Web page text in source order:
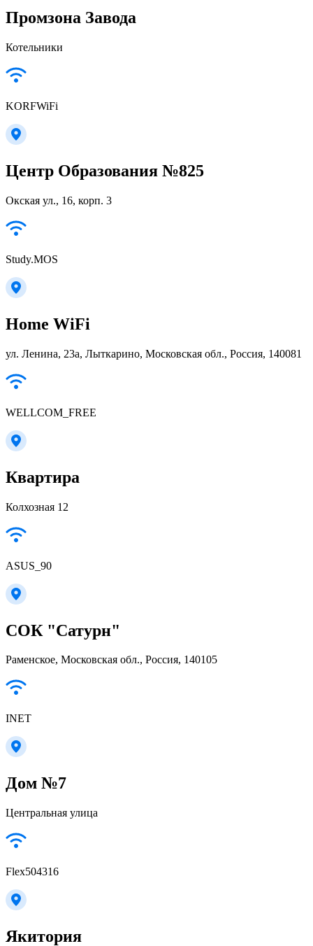
Промзона Завода
Котельники
KORFWiFi
Центр Образования №825
Окская ул., 16, корп. 3
Study.MOS
Home WiFi
ул. Ленина, 23а, Лыткарино, Московская обл., Россия, 140081
WELLCOM_FREE
Квартира
Колхозная 12
ASUS_90
СОК "Сатурн"
Раменское, Московская обл., Россия, 140105
INET
Дом №7
Центральная улица
Flex504316
Якитория